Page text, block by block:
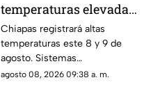
temperaturas elevadas
este fin de semana:
calor extremo este 8 y 9
de agosto
Chiapas registrará altas
temperaturas este 8 y 9 de
agosto. Sistemas
anticiclónicos y la canícula
agosto 08, 2026 09:38 a. m.